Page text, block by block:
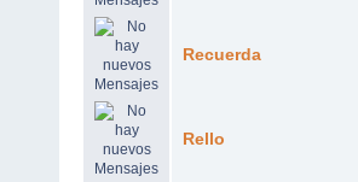
Recuerda
Rello